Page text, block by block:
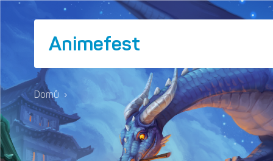
Animefest
Domů ›